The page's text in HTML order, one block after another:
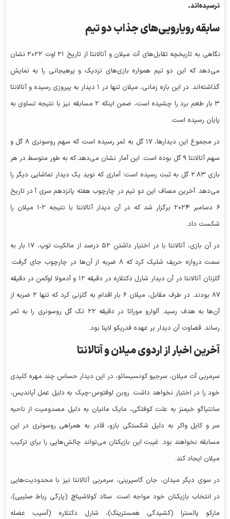
نرسیده‌اند.
سابقه رویارویی‌های جذاب دو تیم
نگاهی به تاریخچه تقابل‌های آث میلان و آتالانتا از تاریخ ۲۱ اوت ۲۰۲۲ نشان
می‌دهد که این دو تیم همواره بازی‌های نزدیک و پرهیجانی را به نمایش
گذاشته‌اند. در این بازه زمانی، میلان تنها در ۱ دیدار به پیروزی رسیده و آتالانتا
۳ بار طعم برد را چشیده است، ضمن اینکه ۲ مسابقه نیز با نتیجه تساوی به
پایان رسیده است.
در مجموع این دیدارها، ۱۷ گل به ثمر رسیده است که سهم روسونری ۸ گل و
سهم آتالانتا ۹ گل بوده است. این آمار نشان می‌دهد که به طور متوسط در هر
بازی ۲.۸۳ گل به ثبت رسیده است؛ آماری که نوید یک دیدار تماشایی دیگر را
می‌دهد. آخرین مصاف این دو تیم در چارچوب هفته پانزدهم سری آ در تاریخ
۶ دسامبر ۲۰۲۴ برگزار شد که در آن دیدار آتالانتا با نتیجه ۲-۱ میلان را
شکست داد.
در آن بازی، آتالانتا با در اختیار داشتن ۵۲ درصد از مالکیت توپ، ۱۷ بار به
سمت دروازه حریف شلیک کرد که ۸ ضربه از آن‌ها در چارچوب جای گرفت.
گلزنان آتالانتا در آن دیدار شارل دکتلاره در دقیقه ۱۲ و
آدمولا لوکمن در دقیقه
۸۷ بودند. در طرف مقابل، میلان ۶ بار اقدام به گلزنی کرد که تنها ۲ ضربه از
آن‌ها به هدف رسید. آلوارو موراتا در دقیقه ۲۲ تک گل روسونری را به ثمر
رساند. قضاوت آن دیدار بر عهده فدریکو لاپنا بود.
آخرین اخبار از اردوی میلان و آتالانتا
سرمربی آث میلان، سرجیو کونسیسائو، در این دیدار حساس چند مهره کلیدی
خود را در اختیار نخواهد داشت. روبن لوفتوس-چیک به دلیل عمل آپاندیس،
سانتیاگو خیمنز به علت کوفتگی، مایک مانیان به دلیل مصدومیت از ناحیه
سر و کایل واکر به دلیل شکستگی بازو، قادر به همراهی روسونری در این
مسابقه نخواهند بود. غیبت این بازیکنان می‌تواند چالش‌هایی را برای ترکیب
میلان ایجاد کند.
در سوی دیگر میدان، جان گاسپرینی، سرمربی آتالانتا نیز با محدودیت‌هایی
در انتخاب بازیکنان خود مواجه است. سئاد کولاشیناچ (پارگی رباط صلیبی)،
مارکو پالسترا (کشیدگی همسترینگ)، شارل دکتلاره (آسیب عضله